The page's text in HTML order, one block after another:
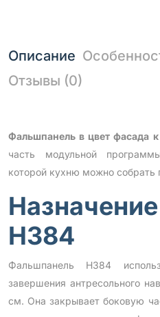
Описание
Отзывы (0)
Фальшпанель в цвет фасада
часть модульной
которой кухню можно
Н384
Фальшпанель Н384
завершения антресольного
см. Она закрывает боковую